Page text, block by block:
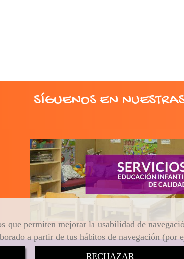
que permiten mejorar la usabilidad de
a partir de tus hábitos de navegación (por
RECHAZAR
SÍGUENOS EN